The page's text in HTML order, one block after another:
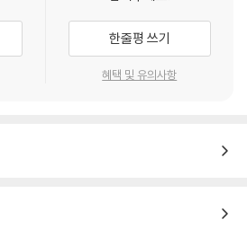
한줄평 쓰기
혜택 및 유의사항